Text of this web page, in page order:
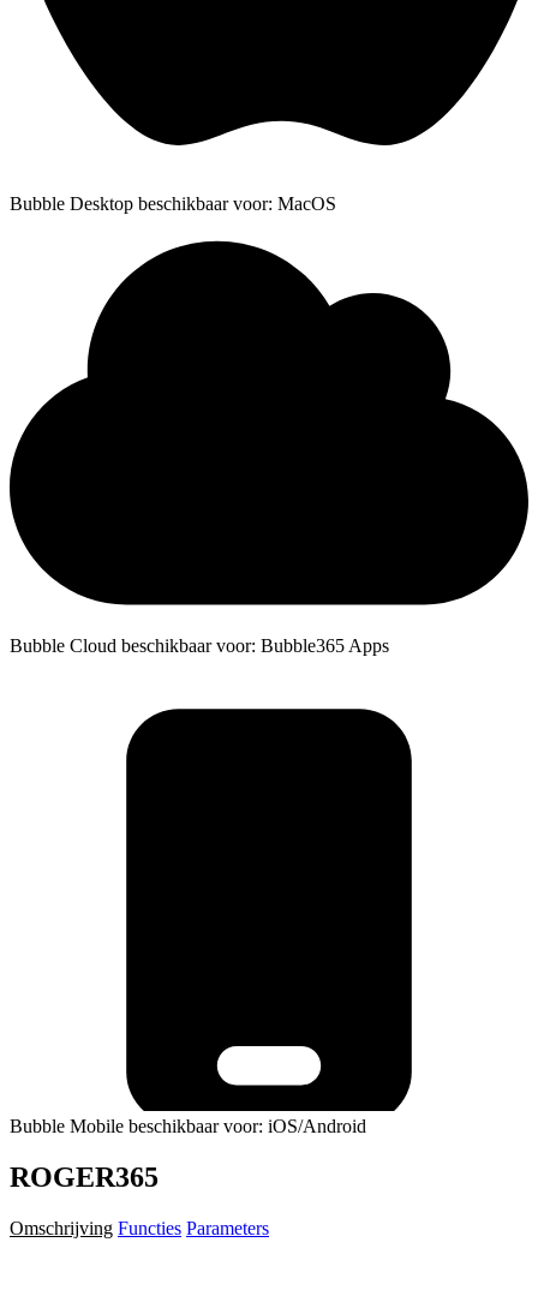
Bubble Desktop beschikbaar voor: MacOS
Bubble Cloud beschikbaar voor: Bubble365 Apps
Bubble Mobile beschikbaar voor: iOS/Android
ROGER365
Omschrijving Functies Parameters